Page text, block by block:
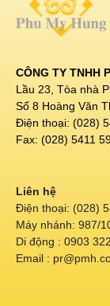
CÔNG TY TNHH
Lầu 23, Tòa nhà
Số 8 Hoàng Văn
Điện thoại: (028)
Fax: (028) 5411
Liên hệ
Điện thoại: (028)
Máy nhánh: 987/
Di động : 0903
Email :